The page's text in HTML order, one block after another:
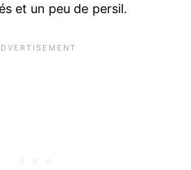
et un peu de persil.